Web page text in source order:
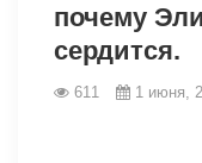
почему
сердится.
611 1 июня,